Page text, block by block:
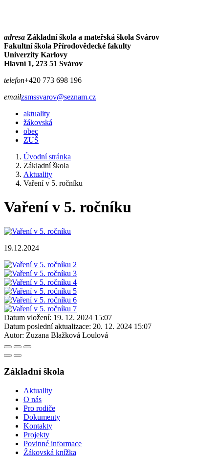
adresa Základní škola a mateřská škola Svárov
Fakultní škola Přírodovědecké fakulty
Univerzity Karlovy
Hlavní 1, 273 51 Svárov
telefon+420 773 698 196
emailzsmssvarov@seznam.cz
aktuality
žákovská
obec
ZUŠ
Úvodní stránka
Základní škola
Aktuality
Vaření v 5. ročníku
Vaření v 5. ročníku
19.12.2024
Datum vložení: 19. 12. 2024 15:07
Datum poslední aktualizace: 20. 12. 2024 15:07
Autor: Zuzana Blažková Loulová
Základní škola
Aktuality
O nás
Pro rodiče
Dokumenty
Kontakty
Projekty
Povinné informace
Žákovská knížka